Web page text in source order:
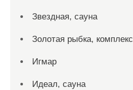
Звездная, сауна
Золотая рыбка, комплекс
Игмар
Идеал, сауна